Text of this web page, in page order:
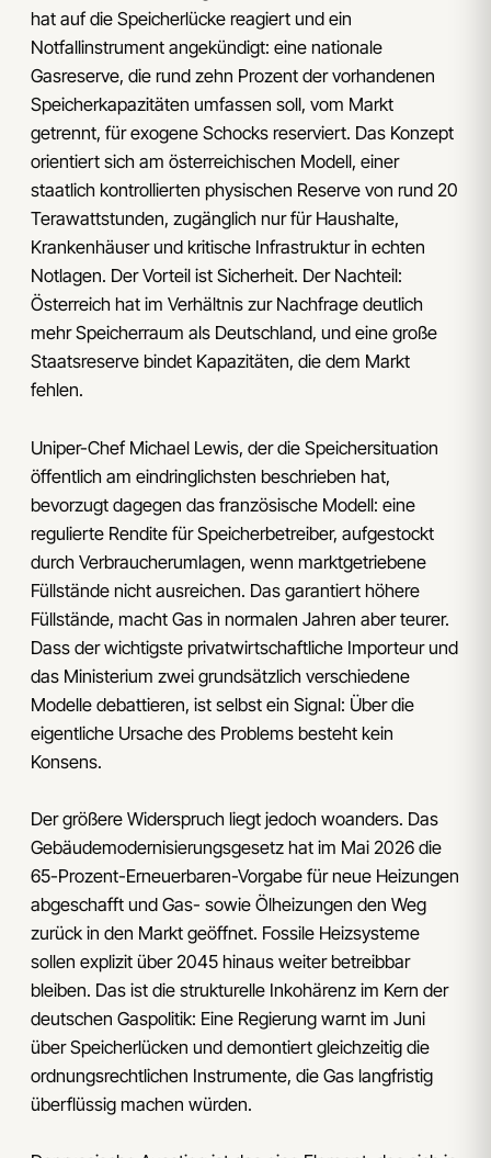
hat auf die Speicherlücke reagiert und ein
Notfallinstrument angekündigt: eine nationale
Gasreserve, die rund zehn Prozent der vorhandenen
Speicherkapazitäten umfassen soll, vom Markt
getrennt, für exogene Schocks reserviert. Das Konzept
orientiert sich am österreichischen Modell, einer
staatlich kontrollierten physischen Reserve von rund 20
Terawattstunden, zugänglich nur für Haushalte,
Krankenhäuser und kritische Infrastruktur in echten
Notlagen. Der Vorteil ist Sicherheit. Der Nachteil:
Österreich hat im Verhältnis zur Nachfrage deutlich
mehr Speicherraum als Deutschland, und eine große
Staatsreserve bindet Kapazitäten, die dem Markt
fehlen.
Uniper-Chef Michael Lewis, der die Speichersituation
öffentlich am eindringlichsten beschrieben hat,
bevorzugt dagegen das französische Modell: eine
regulierte Rendite für Speicherbetreiber, aufgestockt
durch Verbraucherumlagen, wenn marktgetriebene
Füllstände nicht ausreichen. Das garantiert höhere
Füllstände, macht Gas in normalen Jahren aber teurer.
Dass der wichtigste privatwirtschaftliche Importeur und
das Ministerium zwei grundsätzlich verschiedene
Modelle debattieren, ist selbst ein Signal: Über die
eigentliche Ursache des Problems besteht kein
Konsens.
Der größere Widerspruch liegt jedoch woanders. Das
Gebäudemodernisierungsgesetz hat im Mai 2026 die
65-Prozent-Erneuerbaren-Vorgabe für neue Heizungen
abgeschafft und Gas- sowie Ölheizungen den Weg
zurück in den Markt geöffnet. Fossile Heizsysteme
sollen explizit über 2045 hinaus weiter betreibbar
bleiben. Das ist die strukturelle Inkohärenz im Kern der
deutschen Gaspolitik: Eine Regierung warnt im Juni
über Speicherlücken und demontiert gleichzeitig die
ordnungsrechtlichen Instrumente, die Gas langfristig
überflüssig machen würden.